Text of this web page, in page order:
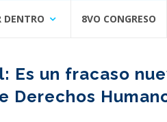
DENTRO 8VO CONGRESO
Es un fracaso
Derechos